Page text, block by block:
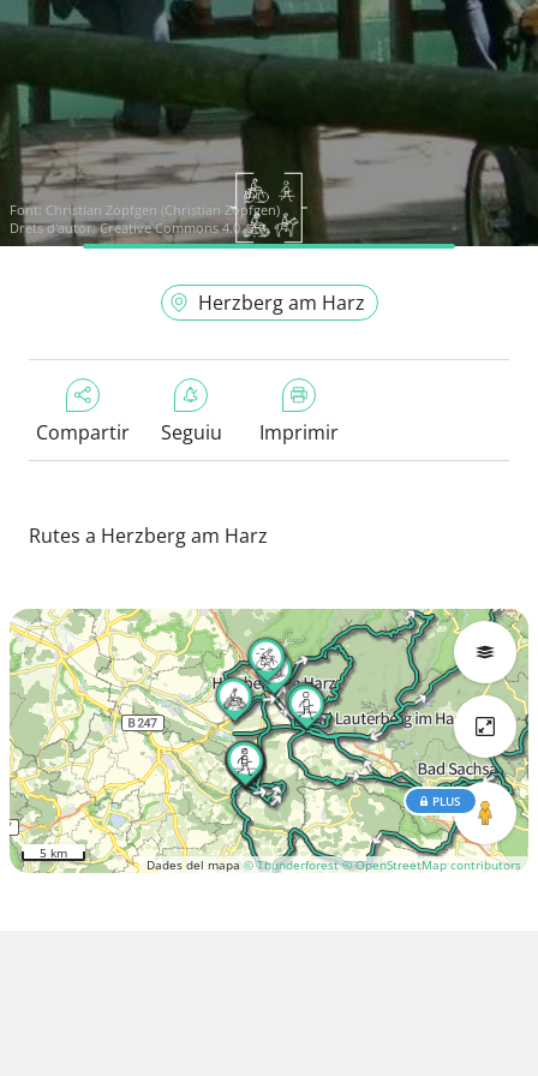
Font: Christian Zöpfgen (Christian Zöpfgen)
Drets d'autor: Creative Commons 4.0
Herzberg am Harz
Compartir Seguiu Imprimir
Rutes a Herzberg am Harz
Dades del mapa © Thunderforest © OpenStreetMap contributors
PLUS
5 km